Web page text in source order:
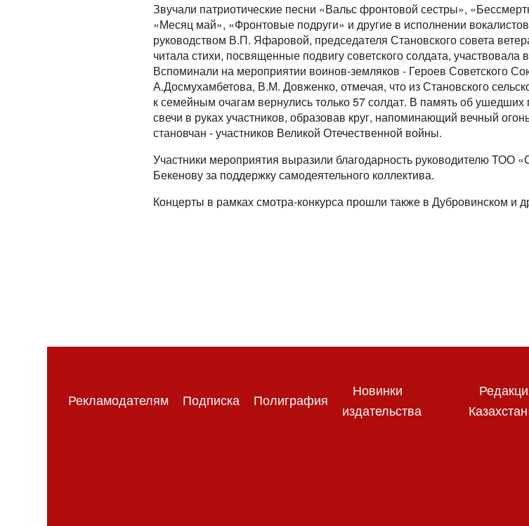
Звучали патриотические песни «Вальс фронтовой сестры»,
«Месяц май», «Фронтовые подруги» и другие в исполнении
руководством В.П. Яфаровой, председателя Становского совета
читала стихи, посвященные подвигу советского солдата,
Вспоминали на мероприятии воинов-земляков - Героев Советского
А.Досмухамбетова, В.М. Довженко, отмечая, что из Становского
к семейным очагам вернулись только 57 солдат. В память об
свечи в руках участников, образовав круг, напоминающий вечный
становчан - участников Великой Отечественной войны.
Участники мероприятия выразили благодарность руководителю ТОО
Бекенову за поддержку самодеятельного коллектива.
Концерты в рамках смотра-конкурса прошли также в Дубровинском и
Рекламодателям Подписка Полиграфия
Новинки
издательства